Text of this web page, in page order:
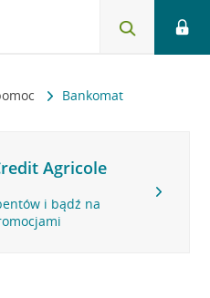
Bankomat
Agricole
i bądź na